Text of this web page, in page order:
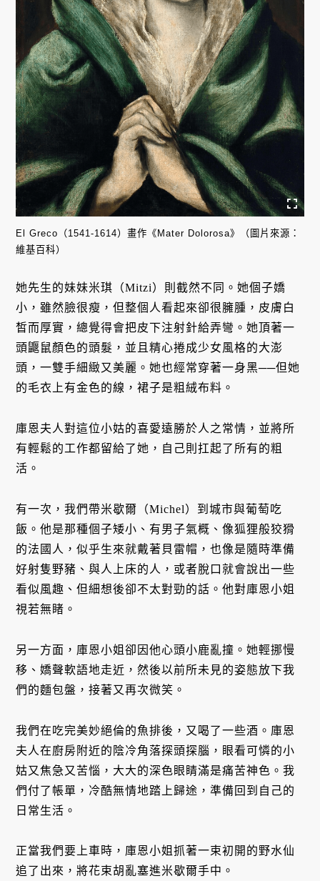
El Greco（1541-1614）畫作《Mater Dolorosa》（圖片來源：
維基百科）
她先生的妹妹米琪（Mitzi）則截然不同。她個子嬌
小，雖然臉很瘦，但整個人看起來卻很臃腫，皮膚白
皙而厚實，總覺得會把皮下注射針給弄彎。她頂著一
頭鼴鼠顏色的頭髮，並且精心捲成少女風格的大澎
頭，一雙手細緻又美麗。她也經常穿著一身黑──但她
的毛衣上有金色的線，裙子是粗絨布料。
庫恩夫人對這位小姑的喜愛遠勝於人之常情，並將所
有輕鬆的工作都留給了她，自己則扛起了所有的粗
活。
有一次，我們帶米歇爾（Michel）到城市與葡萄吃
飯。他是那種個子矮小、有男子氣概、像狐狸般狡猾
的法國人，似乎生來就戴著貝雷帽，也像是隨時準備
好射隻野豬、與人上床的人，或者脫口就會說出一些
看似風趣、但細想後卻不太對勁的話。他對庫恩小姐
視若無睹。
另一方面，庫恩小姐卻因他心頭小鹿亂撞。她輕挪慢
移、嬌聲軟語地走近，然後以前所未見的姿態放下我
們的麵包盤，接著又再次微笑。
我們在吃完美妙絕倫的魚排後，又喝了一些酒。庫恩
夫人在廚房附近的陰冷角落探頭探腦，眼看可憐的小
姑又焦急又苦惱，大大的深色眼睛滿是痛苦神色。我
們付了帳單，冷酷無情地踏上歸途，準備回到自己的
日常生活。
正當我們要上車時，庫恩小姐抓著一束初開的野水仙
追了出來，將花束胡亂塞進米歇爾手中。